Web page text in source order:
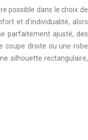
possible dans le choix de
et d’individualité, alors
parfaitement ajusté, des
coupe droite ou une robe
silhouette rectangulaire,